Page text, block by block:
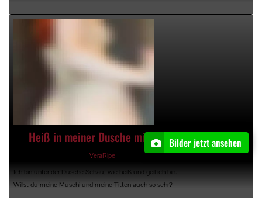
Heiß in meiner Dusche mit 6 Bildern
VeraRipe
Bilder jetzt ansehen
Ich bin unter der Dusche Schau, wie heiß und geil ich bin.
Willst du meine Muschi und meine Titten auch so sehr?